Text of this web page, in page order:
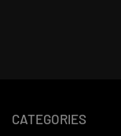
CATEGORIES